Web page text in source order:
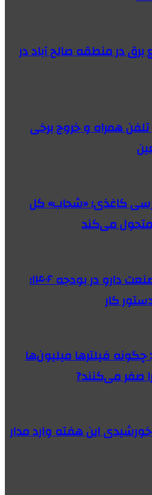
در منطقه صالح آباد در
همراه و خروج برخی
کاغذی؛ «شحاب» کل
متحول می‌کند
تسویه بدهی‌های صنعت دارو در بودجه ۱۴۰۶؛
کار
چگونه فیلترها میلیون‌ها
صفر می‌کنند?
خورشیدی این هفته وارد مدار